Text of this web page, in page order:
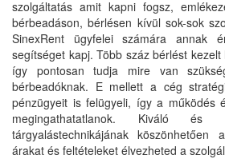
szolgáltatás amit kapni fogsz,
bérbeadáson, bérlésen kívül sok-sok
SinexRent ügyfelei számára annak
segítséget kapj. Több száz bérlést
így pontosan tudja mire van
bérbeadóknak. E mellett a cég
pénzügyeit is felügyeli, így a működés
megingathatatlanok. Kiváló és
tárgyalástechnikájának köszönhetően
árakat és feltételeket élvezheted a